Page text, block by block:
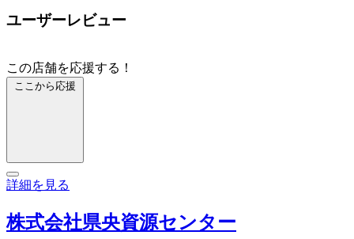
ユーザーレビュー
この店舗を応援する！
ここから応援
詳細を見る
株式会社県央資源センター